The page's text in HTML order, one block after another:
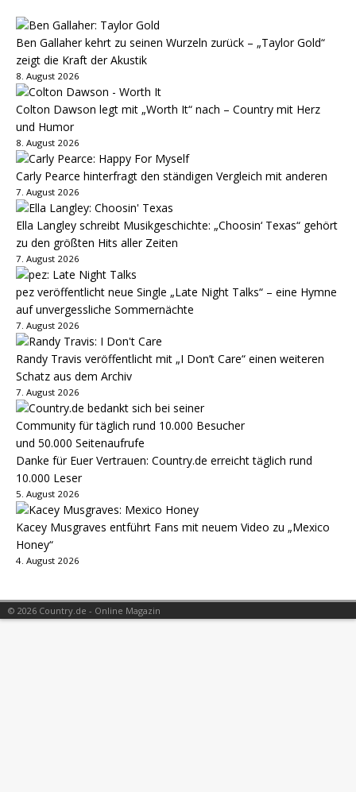
Ben Gallaher kehrt zu seinen Wurzeln zurück – „Taylor Gold“
zeigt die Kraft der Akustik
8. August 2026
Colton Dawson legt mit „Worth It“ nach – Country mit Herz
und Humor
8. August 2026
Carly Pearce hinterfragt den ständigen Vergleich mit anderen
7. August 2026
Ella Langley schreibt Musikgeschichte: „Choosin‘ Texas“ gehört
zu den größten Hits aller Zeiten
7. August 2026
pez veröffentlicht neue Single „Late Night Talks“ – eine Hymne
auf unvergessliche Sommernächte
7. August 2026
Randy Travis veröffentlicht mit „I Don’t Care“ einen weiteren
Schatz aus dem Archiv
7. August 2026
Danke für Euer Vertrauen: Country.de erreicht täglich rund
10.000 Leser
5. August 2026
Kacey Musgraves entführt Fans mit neuem Video zu „Mexico
Honey“
4. August 2026
© 2026 Country.de - Online Magazin